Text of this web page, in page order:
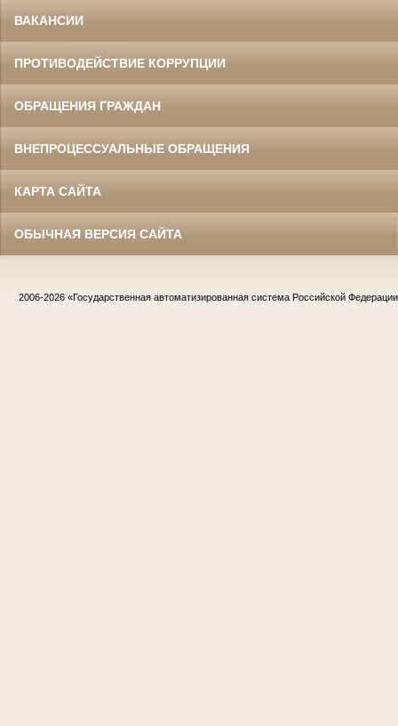
ВАКАНСИИ
ПРОТИВОДЕЙСТВИЕ КОРРУПЦИИ
ОБРАЩЕНИЯ ГРАЖДАН
ВНЕПРОЦЕССУАЛЬНЫЕ ОБРАЩЕНИЯ
КАРТА САЙТА
ОБЫЧНАЯ ВЕРСИЯ САЙТА
2006-2026 «Государственная автоматизированная система Российской